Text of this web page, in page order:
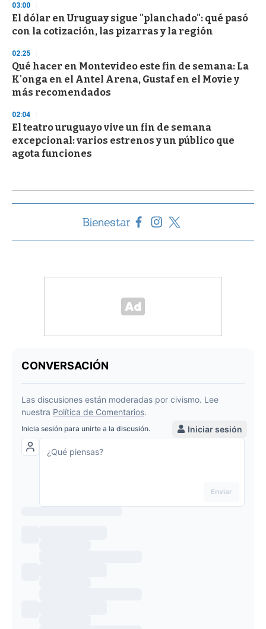
03:00
El dólar en Uruguay sigue "planchado": qué pasó
con la cotización, las pizarras y la región
02:25
Qué hacer en Montevideo este fin de semana: La
K'onga en el Antel Arena, Gustaf en el Movie y
más recomendados
02:04
El teatro uruguayo vive un fin de semana
excepcional: varios estrenos y un público que
agota funciones